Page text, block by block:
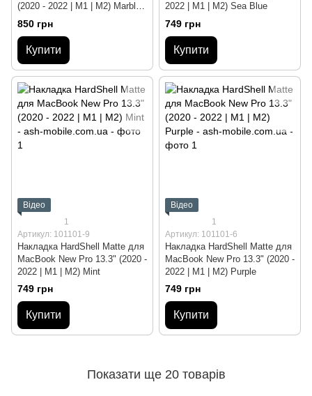
(2020 - 2022 | M1 | M2) Marble
Beige
850 грн
Купити
2022 | M1 | M2) Sea Blue
749 грн
Купити
Відео
1
Артикул: 101101-9
Накладка HardShell Matte для
MacBook New Pro 13.3" (2020 -
2022 | M1 | M2) Mint
749 грн
Купити
Відео
1
Артикул: 101101-6
Накладка HardShell Matte для
MacBook New Pro 13.3" (2020 -
2022 | M1 | M2) Purple
749 грн
Купити
Показати ще 20 товарів